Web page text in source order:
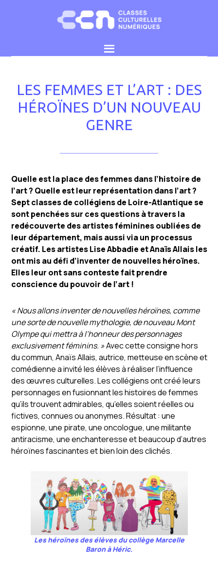
LES FEMMES ET L’ART : DES
HÉROÏNES D’UN NOUVEAU
GENRE
Quelle est la place des femmes dans l’histoire de
l’art ? Quelle est leur représentation dans l’art ?
Sept classes de collégiens de Loire-Atlantique se
sont penchées sur ces questions à travers la
redécouverte des artistes féminines oubliées de
leur département, mais aussi via un processus
créatif. Les artistes Lise Abbadie et Anaïs Allais les
ont mis au défi d’inventer de nouvelles héroïnes.
Elles leur ont sans conteste fait prendre
conscience du pouvoir de l’art !
« Nous allons inventer de nouvelles héroïnes, comme
une sorte de nouvelle mythologie, de nouveau Mont
Olympe qui mettra à l’honneur des personnages
exclusivement féminins. »Avec cette consigne hors
du commun, Anaïs Allais, autrice, metteuse en scène et
comédienne a invité les élèves à réaliser l’influence
des œuvres culturelles. Les collégiens ont créé leurs
personnages en fusionnant les histoires de femmes
qu’ils trouvent admirables, qu’elles soient réelles ou
fictives, connues ou anonymes. Résultat : une
espionne, une pirate, une oncologue, une militante
antiracisme, une enchanteresse et beaucoup d’autres
héroïnes fascinantes et bien loin des clichés.
Les héroïnes des élèves du collège Marcelle
Baron à Héric.